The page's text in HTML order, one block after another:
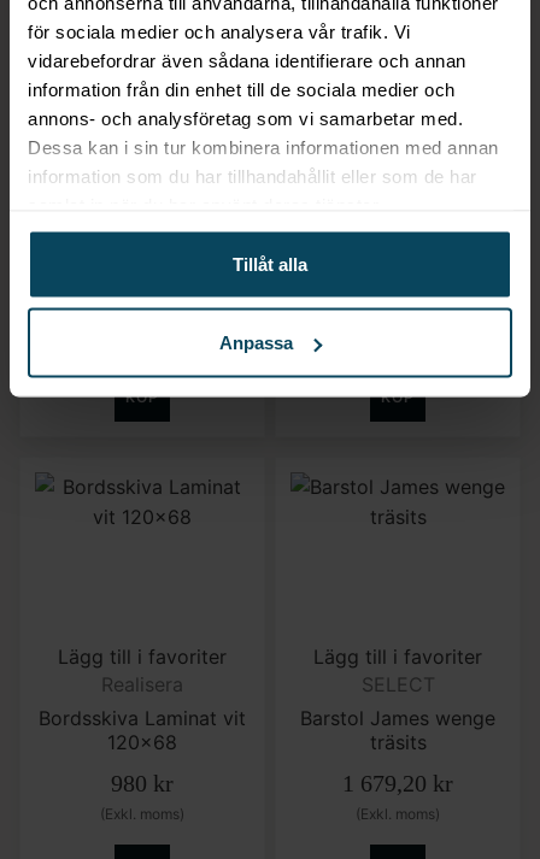
för sociala medier och analysera vår trafik. Vi
vidarebefordrar även sådana identifierare och annan
information från din enhet till de sociala medier och
annons- och analysföretag som vi samarbetar med.
Dessa kan i sin tur kombinera informationen med annan
information som du har tillhandahållit eller som de har
Tillåt alla
Anpassa
Lägg till i favoriter
Realisera
(Exkl. moms)
KÖP
Lägg till i favoriter
SELECT
2 159,20kr
KÖP
Lägg till i favoriter
Realisera
Bordsskiva Laminat vit
120×68
980 kr
(Exkl. moms)
Lägg till i favoriter
SELECT
Barstol James wenge
träsits
1 679,20 kr
(Exkl. moms)